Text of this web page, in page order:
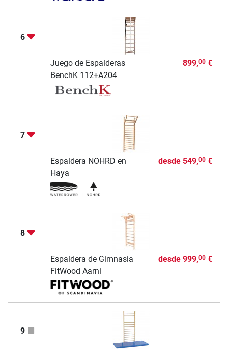
6
Juego de Espalderas
BenchK 112+A204
899,00€
7
Espaldera NOHRD en
Haya
desde 549,00€
8
Espaldera de Gimnasia
FitWood Aarni
desde 999,00€
9